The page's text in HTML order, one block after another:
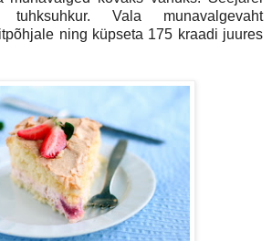
Vala munavalgevaht
ning küpseta 175 kraadi juures